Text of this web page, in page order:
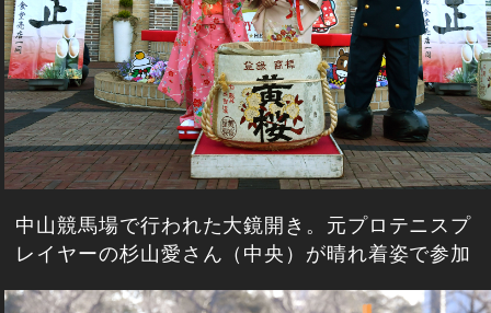
中山競馬場で行われた大鏡開き。元プロテニスプ
レイヤーの杉山愛さん（中央）が晴れ着姿で参加